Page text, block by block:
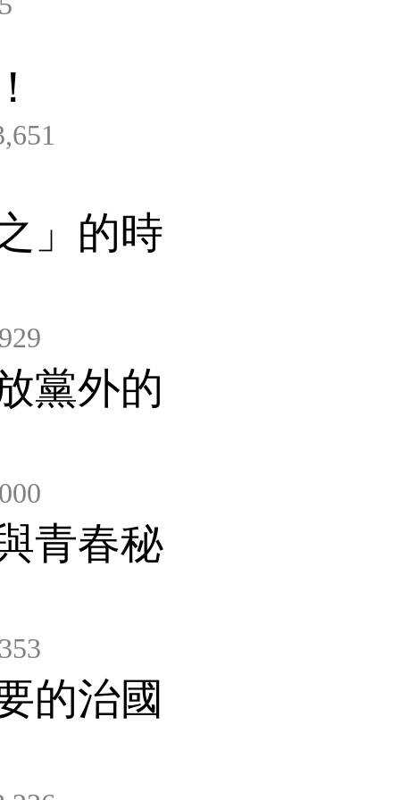
」的時
黨外的
青春秘
的治國